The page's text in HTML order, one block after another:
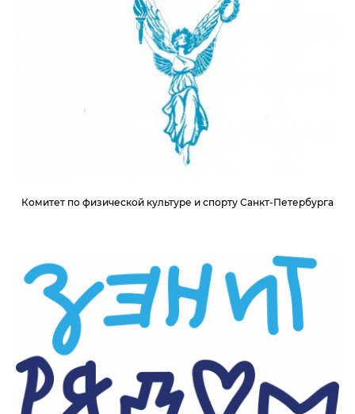
Комитет по физической культуре и спорту Санкт-Петербурга